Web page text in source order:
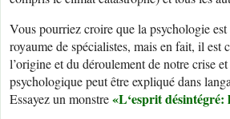
Vous pourriez croire que la psychologie
royaume de spécialistes, mais en fait, il
l’origine et du déroulement de notre crise
psychologique peut être expliqué dans
Essayez un monstre«L‘esprit